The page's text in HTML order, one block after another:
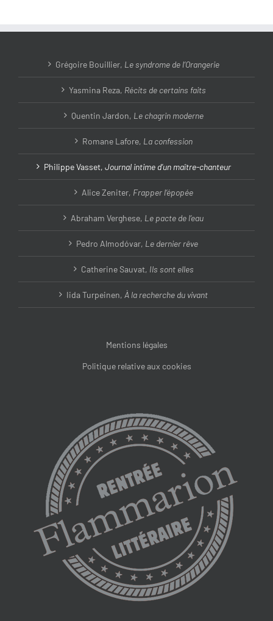
Grégoire Bouillier, Le syndrome de l’Orangerie
Yasmina Reza, Récits de certains faits
Quentin Jardon, Le chagrin moderne
Romane Lafore, La confession
Philippe Vasset, Journal intime d’un maître-chanteur
Alice Zeniter, Frapper l’épopée
Abraham Verghese, Le pacte de l’eau
Pedro Almodóvar, Le dernier rêve
Catherine Sauvat, Ils sont elles
Iida Turpeinen, À la recherche du vivant
Mentions légales
Politique relative aux cookies